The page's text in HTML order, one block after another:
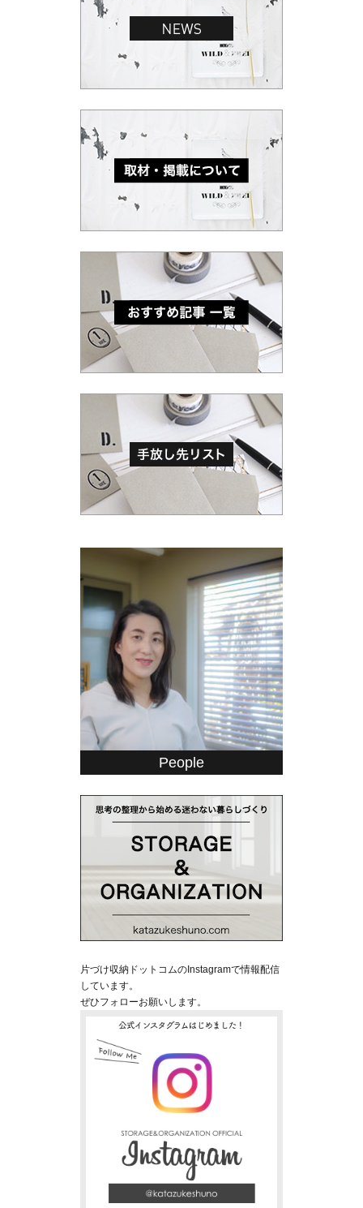
People
片づけ収納ドットコムのInstagramで情報配信
しています。
ぜひフォローお願いします。